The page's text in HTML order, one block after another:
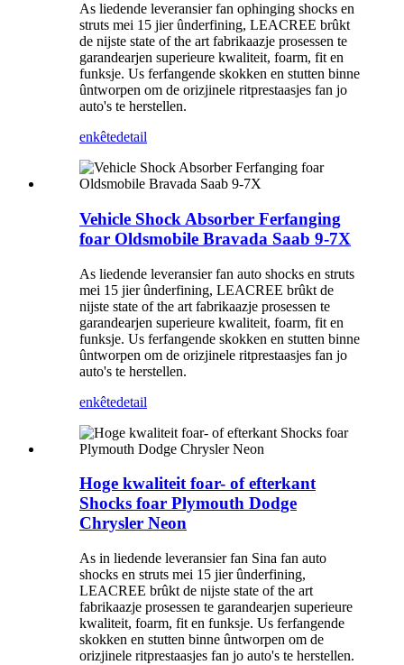
As liedende leveransier fan ophinging shocks en
struts mei 15 jier ûnderfining, LEACREE brûkt
de nijste state of the art fabrikaazje prosessen te
garandearjen superieure kwaliteit, foarm, fit en
funksje. Us ferfangende skokken en stutten binne
ûntworpen om de orizjinele ritprestaasjes fan jo
auto's te herstellen.
enkêtedetail
Vehicle Shock Absorber Ferfanging
foar Oldsmobile Bravada Saab 9-7X
As liedende leveransier fan auto shocks en struts
mei 15 jier ûnderfining, LEACREE brûkt de
nijste state of the art fabrikaazje prosessen te
garandearjen superieure kwaliteit, foarm, fit en
funksje. Us ferfangende skokken en stutten binne
ûntworpen om de orizjinele ritprestaasjes fan jo
auto's te herstellen.
enkêtedetail
Hoge kwaliteit foar- of efterkant
Shocks foar Plymouth Dodge
Chrysler Neon
As in liedende leveransier fan Sina fan auto
shocks en struts mei 15 jier ûnderfining,
LEACREE brûkt de nijste state of the art
fabrikaazje prosessen te garandearjen superieure
kwaliteit, foarm, fit en funksje. Us ferfangende
skokken en stutten binne ûntworpen om de
orizjinele ritprestaasjes fan jo auto's te herstellen.